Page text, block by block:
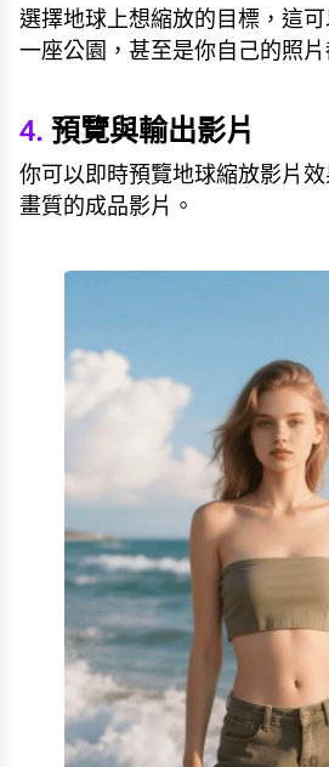
選擇地球上想縮放的目標，這
一座公園，甚至是你自己的照片
4. 預覽與輸出影片
你可以即時預覽地球縮放影片
畫質的成品影片。